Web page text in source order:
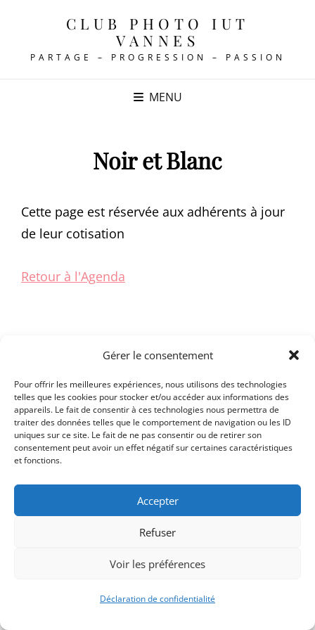
Gérer le consentement
Pour offrir les meilleures expériences, nous utilisons des technologies
telles que les cookies pour stocker et/ou accéder aux informations des
appareils. Le fait de consentir à ces technologies nous permettra de
traiter des données telles que le comportement de navigation ou les ID
uniques sur ce site. Le fait de ne pas consentir ou de retirer son
consentement peut avoir un effet négatif sur certaines caractéristiques
et fonctions.
Accepter
Refuser
Voir les préférences
Déclaration de confidentialité
CLUB PHOTO IUT
VANNES
PARTAGE – PROGRESSION – PASSION
MENU
Noir et Blanc
Cette page est réservée aux adhérents à jour
de leur cotisation
Retour à l'Agenda
Signify-Child ByClub Photo IUT Vannes @2025